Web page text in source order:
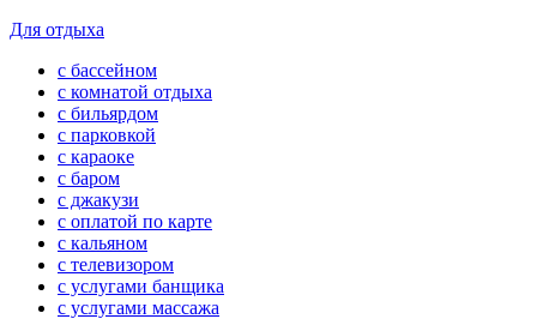
Для отдыха
с бассейном
с комнатой отдыха
с бильярдом
с парковкой
с караоке
с баром
с джакузи
с оплатой по карте
с кальяном
с телевизором
с услугами банщика
с услугами массажа